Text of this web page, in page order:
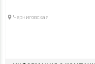
Черниговская